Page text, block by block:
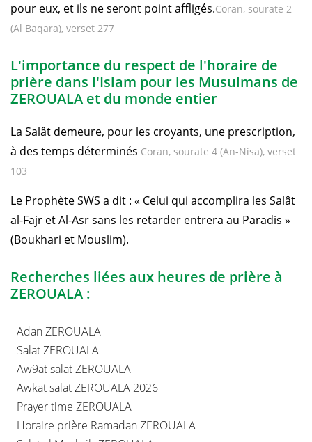
pour eux, et ils ne seront point affligés.Coran, sourate 2
(Al Baqara), verset 277
L'importance du respect de l'horaire de
prière dans l'Islam pour les Musulmans de
ZEROUALA et du monde entier
La Salât demeure, pour les croyants, une prescription,
à des temps déterminés Coran, sourate 4 (An-Nisa), verset
103
Le Prophète SWS a dit : « Celui qui accomplira les Salât
al-Fajr et Al-Asr sans les retarder entrera au Paradis »
(Boukhari et Mouslim).
Recherches liées aux heures de prière à
ZEROUALA :
Adan ZEROUALA
Salat ZEROUALA
Aw9at salat ZEROUALA
Awkat salat ZEROUALA 2026
Prayer time ZEROUALA
Horaire prière Ramadan ZEROUALA